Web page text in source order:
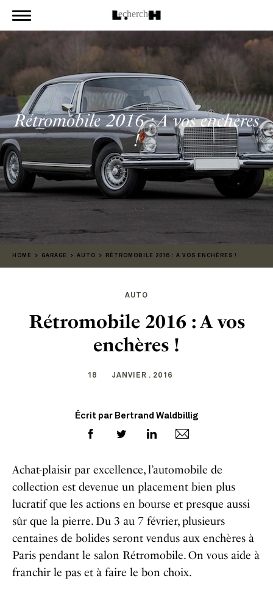
Rétromobile 2016 : A vos enchères
!
HOME GARAGE AUTO RÉTROMOBILE 2016 : A VOS ENCHÈRES !
AUTO
Rétromobile 2016 : A vos
enchères !
18 JANVIER . 2016
Écrit par Bertrand Waldbillig
Achat-plaisir par excellence, l’automobile de
collection est devenue un placement bien plus
lucratif que les actions en bourse et presque aussi
sûr que la pierre. Du 3 au 7 février, plusieurs
centaines de bolides seront vendus aux enchères à
Paris pendant le salon Rétromobile. On vous aide à
franchir le pas et à faire le bon choix.